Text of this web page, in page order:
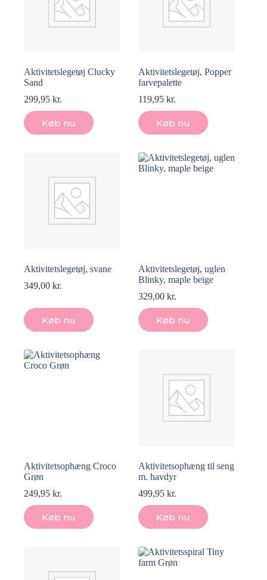
Aktivitetslegetøj Clucky
Sand
299,95 kr.
Køb nu
Aktivitetslegetøj, Popper
farvepalette
119,95kr.
Køb nu
Aktivitetslegetøj, svane
349,00 kr.
Køb nu
Aktivitetslegetøj, uglen
Blinky, maple beige
329,00kr.
Køb nu
Aktivitetsophæng Croco
Grøn
249,95 kr.
Køb nu
Aktivitetsophæng til seng
m. havdyr
499,95kr.
Køb nu